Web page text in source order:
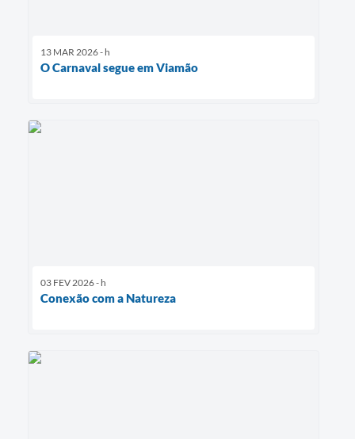
13 MAR 2026 - h
O Carnaval segue em Viamão
03 FEV 2026 - h
Conexão com a Natureza